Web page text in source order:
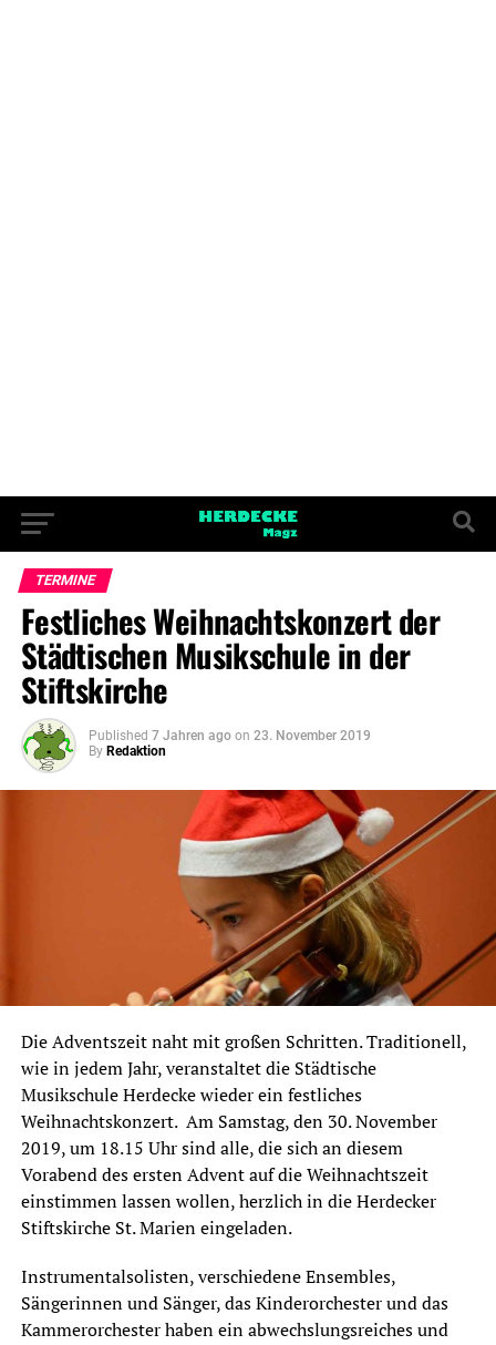
TERMINE
Festliches Weihnachtskonzert der
Städtischen Musikschule in der
Stiftskirche
Published 7 Jahren ago on 23. November 2019
By Redaktion
Die Adventszeit naht mit großen Schritten. Traditionell,
wie in jedem Jahr, veranstaltet die Städtische
Musikschule Herdecke wieder ein festliches
Weihnachtskonzert. Am Samstag, den 30. November
2019, um 18.15 Uhr sind alle, die sich an diesem
Vorabend des ersten Advent auf die Weihnachtszeit
einstimmen lassen wollen, herzlich in die Herdecker
Stiftskirche St. Marien eingeladen.
Instrumentalsolisten, verschiedene Ensembles,
Sängerinnen und Sänger, das Kinderorchester und das
Kammerorchester haben ein abwechslungsreiches und